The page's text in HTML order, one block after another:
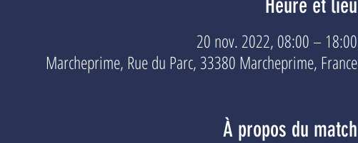
Heure et lieu
20 nov. 2022, 08:00 – 18:00
Marcheprime, Rue du Parc, 33380 Marcheprime, France
À propos du match